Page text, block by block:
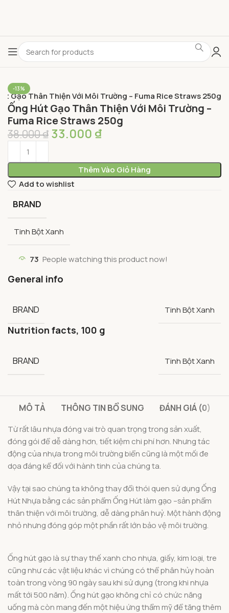
-13%
Gạo Thân Thiện Với Môi Trường – Fuma Rice Straws 250g
Ống Hút Gạo Thân Thiện Với Môi Trường –
Fuma Rice Straws 250g
38.000₫ 33.000 ₫
Thêm Vào Giỏ Hàng
Add to wishlist
BRAND
Tinh Bột Xanh
73 People watching this product now!
General info
BRAND Tinh Bột Xanh
Nutrition facts, 100 g
BRAND Tinh Bột Xanh
MÔ TẢ THÔNG TIN BỔ SUNG ĐÁNH GIÁ (0)
Từ rất lâu nhựa đóng vai trò quan trọng trong sản xuất,
đóng gói để dễ dàng hơn, tiết kiệm chi phí hơn. Nhưng tác
động của nhựa trong môi trường biển cũng là một mối đe
dọa đáng kể đối với hành tinh của chúng ta.
Vậy tại sao chúng ta không thay đổi thói quen sử dụng Ống
Hút Nhựa bằng các sản phẩm Ống Hút làm gạo –sản phẩm
thân thiện với môi trường, dễ dàng phân huỷ. Một hành động
nhỏ nhưng đóng góp một phần rất lớn bảo vệ môi trường.
Ống hút gạo là sự thay thế xanh cho nhựa, giấy, kim loại, tre
cũng như các vật liệu khác vì chúng có thể phân hủy hoàn
toàn trong vòng 90 ngày sau khi sử dụng (trong khi nhựa
mất tới 500 năm). Ống hút gạo không chỉ có chức năng
uống mà còn mang đến một hiệu ứng thẩm mỹ để tăng thêm